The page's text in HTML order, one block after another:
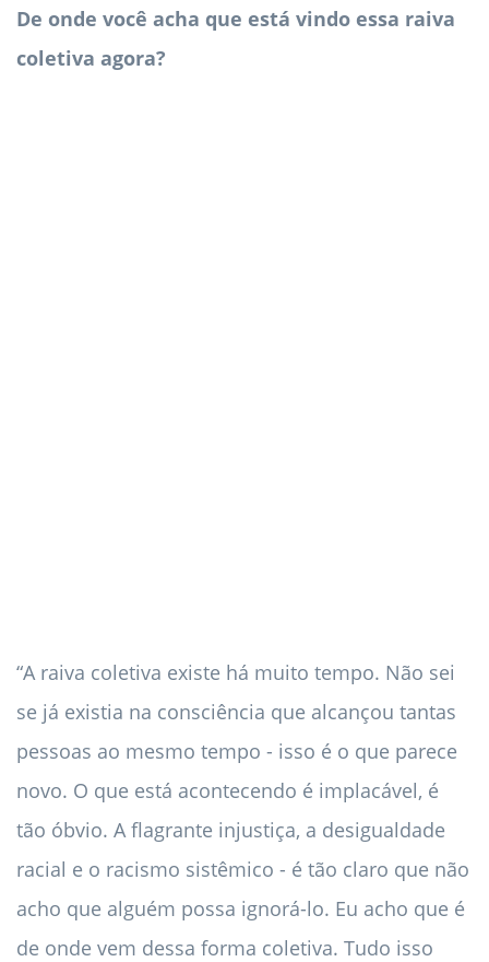
De onde você acha que está vindo essa raiva
coletiva agora?
“A raiva coletiva existe há muito tempo. Não sei
se já existia na consciência que alcançou tantas
pessoas ao mesmo tempo - isso é o que parece
novo. O que está acontecendo é implacável, é
tão óbvio. A flagrante injustiça, a desigualdade
racial e o racismo sistêmico - é tão claro que não
acho que alguém possa ignorá-lo. Eu acho que é
de onde vem dessa forma coletiva. Tudo isso